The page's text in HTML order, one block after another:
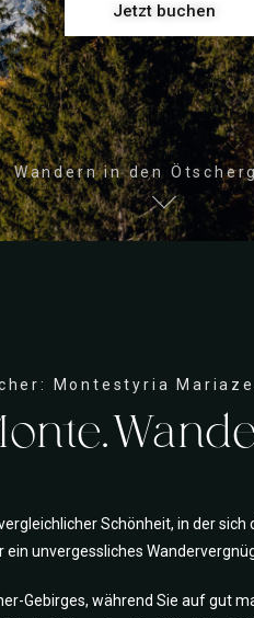
Jetzt buchen
Wandern in den
Montestyria
Schönheit, in der
unvergessliches
Gebirges, während Sie auf gut